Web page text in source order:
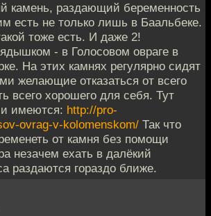
камень, раздающий беременность
есть не только лишь в Баальбеке.
тоже есть. И даже 2!
- в Голосовом овраге в
На этих камнях регулярно сидят
желающие отказаться от всего
всего хорошего для себя. Тут
имеются: http://pro-
ovrag-v-kolomenskom/ Так что
от камня без помощи
незачем ехать в далёкий
раздаются гораздо ближе.